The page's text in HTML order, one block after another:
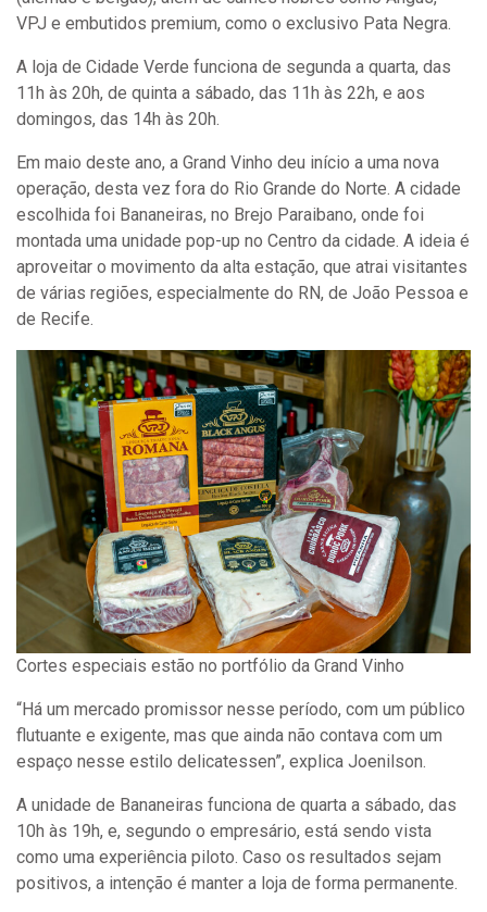
VPJ e embutidos premium, como o exclusivo Pata Negra.
A loja de Cidade Verde funciona de segunda a quarta, das
11h às 20h, de quinta a sábado, das 11h às 22h, e aos
domingos, das 14h às 20h.
Em maio deste ano, a Grand Vinho deu início a uma nova
operação, desta vez fora do Rio Grande do Norte. A cidade
escolhida foi Bananeiras, no Brejo Paraibano, onde foi
montada uma unidade pop-up no Centro da cidade. A ideia é
aproveitar o movimento da alta estação, que atrai visitantes
de várias regiões, especialmente do RN, de João Pessoa e
de Recife.
Cortes especiais estão no portfólio da Grand Vinho
“Há um mercado promissor nesse período, com um público
flutuante e exigente, mas que ainda não contava com um
espaço nesse estilo delicatessen”, explica Joenilson.
A unidade de Bananeiras funciona de quarta a sábado, das
10h às 19h, e, segundo o empresário, está sendo vista
como uma experiência piloto. Caso os resultados sejam
positivos, a intenção é manter a loja de forma permanente.